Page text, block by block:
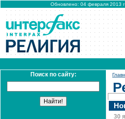
Обновлено: 04 февраля 2013
Поиск по сайту:
30